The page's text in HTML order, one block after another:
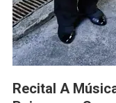
Recital A